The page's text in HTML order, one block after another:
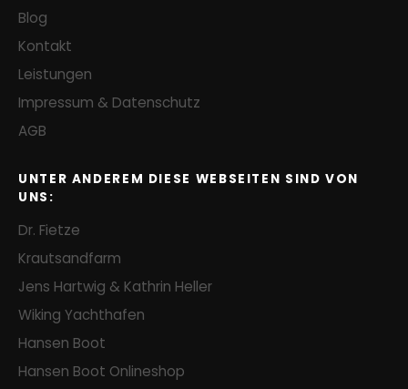
Blog
Kontakt
Leistungen
Impressum & Datenschutz
AGB
UNTER ANDEREM DIESE WEBSEITEN SIND VON
UNS:
Dr. Fietze
Krautsandfarm
Jens Hartwig & Kathrin Heller
Wiking Yachthafen
Hansen Boot
Hansen Boot Onlineshop